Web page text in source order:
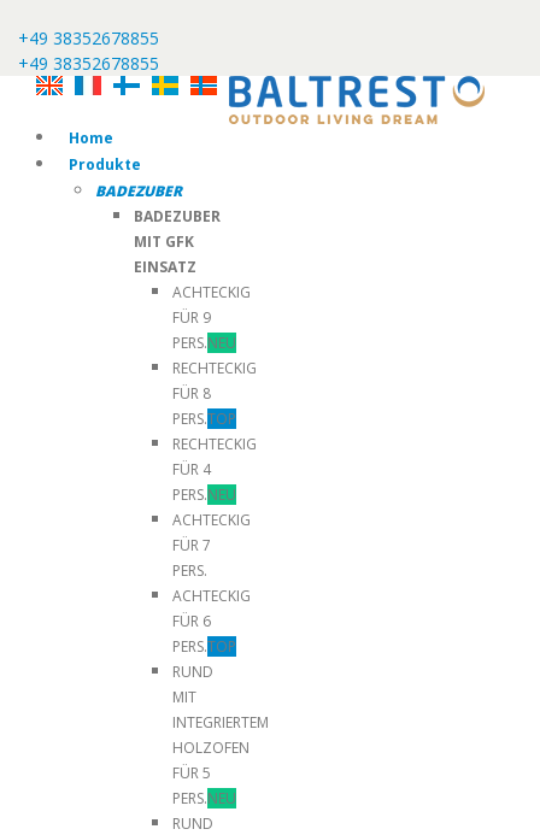
+49 38352678855
+49 38352678855
Home
Produkte
BADEZUBER
BADEZUBER
MIT GFK
EINSATZ
ACHTECKIG
FÜR 9
PERS.NEU
RECHTECKIG
FÜR 8
PERS.TOP
RECHTECKIG
FÜR 4
PERS.NEU
ACHTECKIG
FÜR 7
PERS.
ACHTECKIG
FÜR 6
PERS.TOP
RUND
MIT
INTEGRIERTEM
HOLZOFEN
FÜR 5
PERS.NEU
RUND